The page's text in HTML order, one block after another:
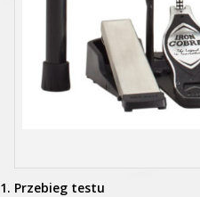
1. Przebieg testu